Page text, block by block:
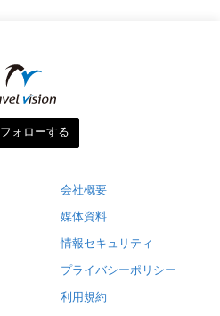
フォローする
会社概要
媒体資料
情報セキュリティ
プライバシーポリシー
利用規約